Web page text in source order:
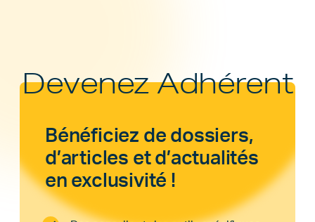
Devenez Adhérent
Bénéficiez de dossiers,
d’articles et d’actualités
en exclusivité !